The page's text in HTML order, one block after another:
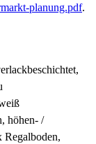
planung.pdf.
höhen- /
Regalboden,